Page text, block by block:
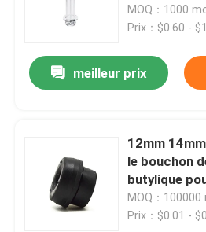
Produits
A propos de nous
3ml
MOQ：1000
Prix：$0.60 -
meilleur prix
12mm
le bouchon
butylique
collection
MOQ：
Prix：$0.01 -